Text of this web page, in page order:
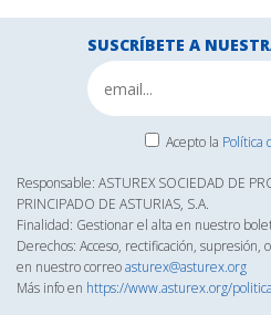
SUSCRÍBETE A
Acepto la Política
Responsable: ASTUREX SOCIEDAD DE
PRINCIPADO DE ASTURIAS, S.A.
Finalidad: Gestionar el alta en nuestro
Derechos: Acceso, rectificación,
en nuestro correoasturex@asturex.org
Más info en https://www.asturex.org/